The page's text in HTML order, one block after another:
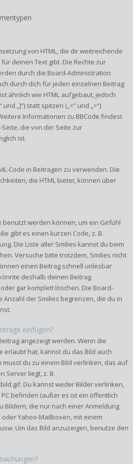
von HTML, die dir weitreichende
deinen Text gibt. Die Rechte zur
durch die Board-Administration
durch dich für jeden einzelnen Beitrag
ähnlich wie HTML aufgebaut, jedoch
„]“) statt spitzen („<“ und „>“)
Informationen zu BBCode findest
die von der Seite zur
ist.
Code in Beiträgen zu verwenden. Die
die HTML bietet, können über
benutzt werden können, um ein Gefühl
gibt es einen kurzen Code, z. B.
Die Liste aller Smilies kannst du beim
Versuche bitte trotzdem, Smilies nicht
einen Beitrag schnell unlesbar
deshalb deinen Beitrag
gar komplett löschen. Die Board-
der Smilies begrenzen, die du in
einfügen?
angezeigt werden. Wenn die
erlaubt hat, kannst du das Bild auch
du zu einem Bild verlinken, das auf
Server liegt, z. B.
Du kannst weder Bilder verlinken,
befinden (außer es ist ein öffentlich
Bildern, die nur nach einer Anmeldung
Yahoo-Mailboxen, mit einem
Um das Bild anzuzeigen, benutze den